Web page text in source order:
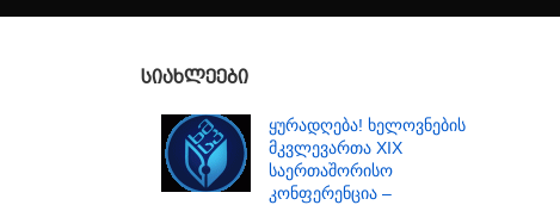
ᲡᲘᲐᲮᲚᲔᲔᲑᲘ
ყურადღება! ხელოვნების
მკვლევართა XIX
საერთაშორისო
კონფერენცია –